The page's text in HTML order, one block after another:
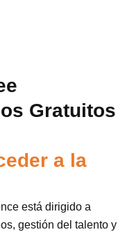
Gratuitos
a la
está dirigido a
gestión del talento y